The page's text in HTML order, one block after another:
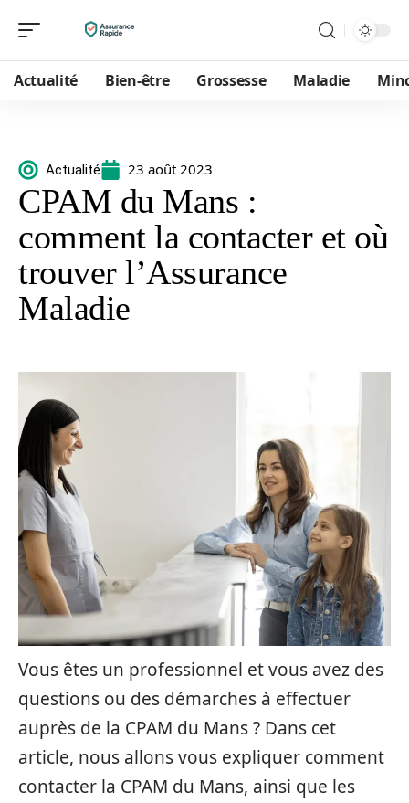
Actualité Bien-être Grossesse Maladie
Actualité 23 août 2023
CPAM du Mans :
comment la contacter et où
trouver l’Assurance
Maladie
Vous êtes un professionnel et vous avez des
questions ou des démarches à effectuer
auprès de la CPAM du Mans ? Dans cet
article, nous allons vous expliquer comment
contacter la CPAM du Mans, ainsi que les